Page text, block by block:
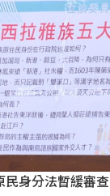
民身分法暫緩審查